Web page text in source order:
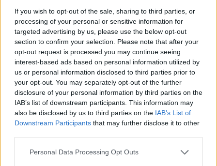
If you wish to opt-out of the sale, sharing to third parties, or
processing of your personal or sensitive information for
targeted advertising by us, please use the below opt-out
section to confirm your selection. Please note that after your
opt-out request is processed you may continue seeing
interest-based ads based on personal information utilized by
us or personal information disclosed to third parties prior to
your opt-out. You may separately opt-out of the further
disclosure of your personal information by third parties on the
IAB’s list of downstream participants. This information may
also be disclosed by us to third parties on the IAB’s List of
Downstream Participants that may further disclose it to other
Personal Data Processing Opt Outs
Regrese al índice
Desarrollo
Los niños crecen y se desarrollan a ritmos diferentes.
Este cuadro indica las edades en que la mayoría de los
niños pequeños desarrollan ciertas habilidades.
Seleccione para tener acceso al registro de crecimiento
para mantenerse informado del crecimiento de su hijo.
Seleccione para tener acceso a las tablas de crecimiento
promedio:
Tabla de crecimiento de niños, desde el
nacimiento hasta los 3 años(Image, 18 KB).